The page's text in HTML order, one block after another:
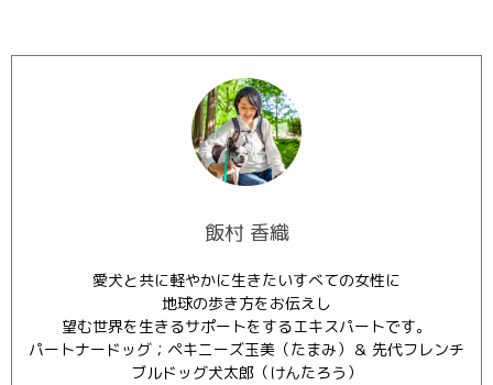
飯村 香織
愛犬と共に軽やかに生きたいすべての女性に
地球の歩き方をお伝えし
望む世界を生きるサポートをするエキスパートです。
パートナードッグ；ペキニーズ玉美（たまみ）＆ 先代フレンチ
ブルドッグ犬太郎（けんたろう）